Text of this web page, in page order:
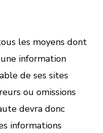
les moyens dont
information
de ses sites
ou omissions
devra donc
informations